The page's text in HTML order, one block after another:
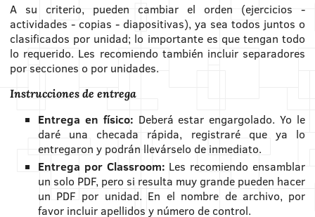
A su criterio, pueden cambiar el orden (ejercicios -
actividades - copias - diapositivas), ya sea todos juntos o
clasificados por unidad; lo importante es que tengan todo
lo requerido. Les recomiendo también incluir separadores
por secciones o por unidades.
Instrucciones de entrega
Entrega en físico: Deberá estar engargolado. Yo le
daré una checada rápida, registraré que ya lo
entregaron y podrán llevárselo de inmediato.
Entrega por Classroom: Les recomiendo ensamblar
un solo PDF, pero si resulta muy grande pueden hacer
un PDF por unidad. En el nombre de archivo, por
favor incluir apellidos y número de control.